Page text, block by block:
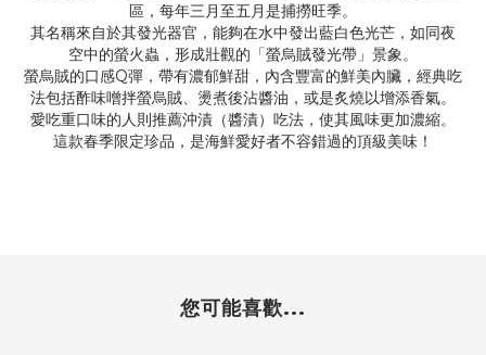
區，每年三月至五月是捕撈旺季。
其名稱來自於其發光器官，能夠在水中發出藍白色光芒，如同夜
空中的螢火蟲，形成壯觀的「螢烏賊發光帶」景象。
螢烏賊的口感Q彈，帶有濃郁鮮甜，內含豐富的鮮美內臟，經典吃
法包括酢味噌拌螢烏賊、燙煮後沾醬油，或是炙燒以增添香氣。
愛吃重口味的人則推薦沖漬（醬漬）吃法，使其風味更加濃縮。
這款春季限定珍品，是海鮮愛好者不容錯過的頂級美味！
您可能喜歡...